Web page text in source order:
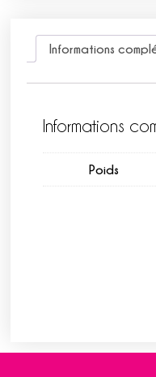
Informations
Informations
Poids